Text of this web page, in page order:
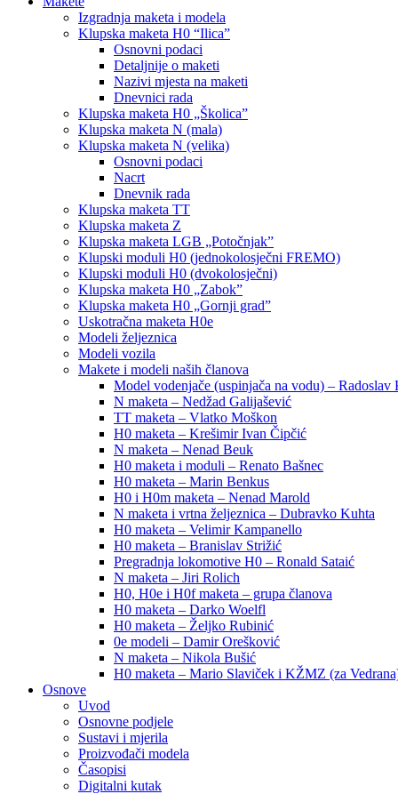
Izgradnja maketa i modela
Klupska maketa H0 “Ilica”
Osnovni podaci
Detaljnije o maketi
Nazivi mjesta na maketi
Dnevnici rada
Klupska maketa H0 „Školica”
Klupska maketa N (mala)
Klupska maketa N (velika)
Osnovni podaci
Nacrt
Dnevnik rada
Klupska maketa TT
Klupska maketa Z
Klupska maketa LGB „Potočnjak”
Klupski moduli H0 (jednokolosječni FREMO)
Klupski moduli H0 (dvokolosječni)
Klupska maketa H0 „Zabok”
Klupska maketa H0 „Gornji grad”
Uskotračna maketa H0e
Modeli željeznica
Modeli vozila
Makete i modeli naših članova
Model vodenjače (uspinjača na vodu) – Radoslav
N maketa – Nedžad Galijašević
TT maketa – Vlatko Moškon
H0 maketa – Krešimir Ivan Čipčić
N maketa – Nenad Beuk
H0 maketa i moduli – Renato Bašnec
H0 maketa – Marin Benkus
H0 i H0m maketa – Nenad Marold
N maketa i vrtna željeznica – Dubravko Kuhta
H0 maketa – Velimir Kampanello
H0 maketa – Branislav Strižić
Pregradnja lokomotive H0 – Ronald Sataić
N maketa – Jiri Rolich
H0, H0e i H0f maketa – grupa članova
H0 maketa – Darko Woelfl
H0 maketa – Željko Rubinić
0e modeli – Damir Orešković
N maketa – Nikola Bušić
H0 maketa – Mario Slaviček i KŽMZ (za
Osnove
Uvod
Osnovne podjele
Sustavi i mjerila
Proizvođači modela
Časopisi
Digitalni kutak